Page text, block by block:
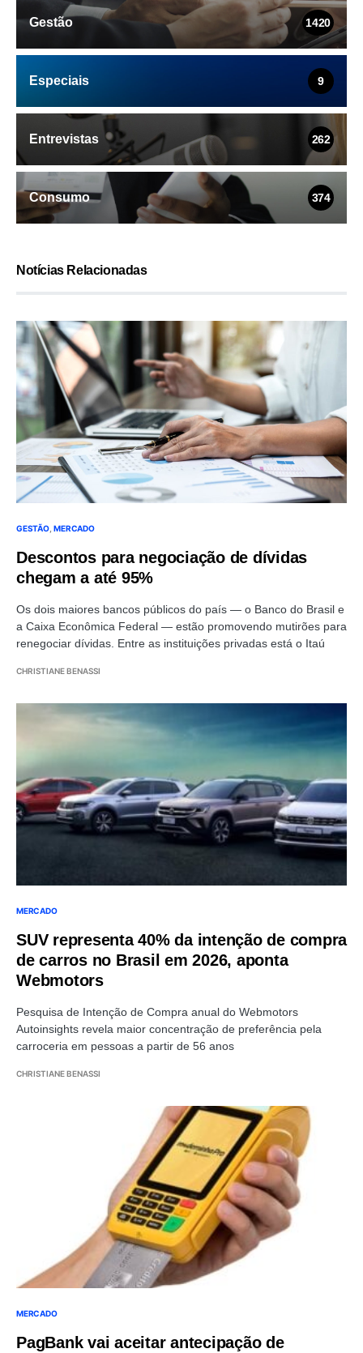
Gestão 1420
Especiais 9
Entrevistas 262
Consumo 374
Notícias Relacionadas
GESTÃO MERCADO
Descontos para negociação de dívidas
chegam a até 95%
Os dois maiores bancos públicos do país — o Banco do Brasil e
a Caixa Econômica Federal — estão promovendo mutirões para
renegociar dívidas. Entre as instituições privadas está o Itaú
CHRISTIANE BENASSI
MERCADO
SUV representa 40% da intenção de compra
de carros no Brasil em 2026, aponta
Webmotors
Pesquisa de Intenção de Compra anual do Webmotors
Autoinsights revela maior concentração de preferência pela
carroceria em pessoas a partir de 56 anos
CHRISTIANE BENASSI
MERCADO
PagBank vai aceitar antecipação de